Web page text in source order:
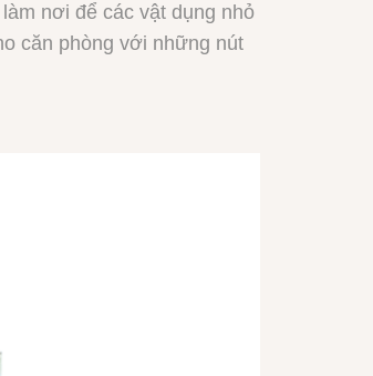
nơi để các vật dụng nhỏ
căn phòng với những nút